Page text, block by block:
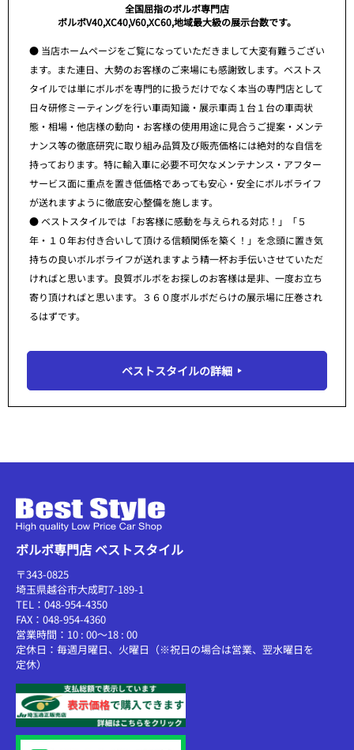
全国屈指のボルボ専門店
ボルボV40,XC40,V60,XC60,地域最大級の展示台数です。
● 当店ホームページをご覧になっていただきまして大変有難うござい
ます。また連日、大勢のお客様のご来場にも感謝致します。ベストス
タイルでは単にボルボを専門的に扱うだけでなく本当の専門店として
日々研修ミーティングを行い車両知識・展示車両１台１台の車両状
態・相場・他店様の動向・お客様の使用用途に見合うご提案・メンテ
ナンス等の徹底研究に取り組み品質及び販売価格には絶対的な自信を
持っております。特に輸入車に必要不可欠なメンテナンス・アフター
サービス面に重点を置き低価格であっても安心・安全にボルボライフ
が送れますように徹底安心整備を施します。
● ベストスタイルでは「お客様に感動を与えられる対応！」「５
年・１０年お付き合いして頂ける信頼関係を築く！」を念頭に置き気
持ちの良いボルボライフが送れますよう精一杯お手伝いさせていただ
ければと思います。良質ボルボをお探しのお客様は是非、一度お立ち
寄り頂ければと思います。３６０度ボルボだらけの展示場に圧巻され
るはずです。
ベストスタイルの詳細
ボルボ専門店 ベストスタイル
〒343-0825
埼玉県越谷市大成町7-189-1
TEL：048-954-4350
FAX：048-954-4360
営業時間：10 : 00～18 : 00
定休日：毎週月曜日、火曜日（※祝日の場合は営業、翌水曜日を
定休）